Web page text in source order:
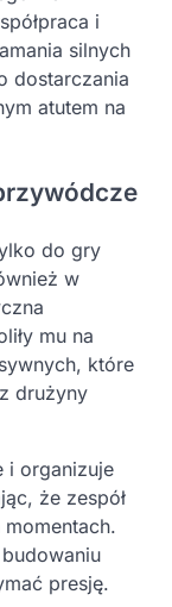
i
silnych
dostarczania
atutem na
do gry
w
mu na
które
drużyny
i organizuje
że zespół
presję.